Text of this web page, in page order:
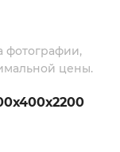
фотографии,
цены.